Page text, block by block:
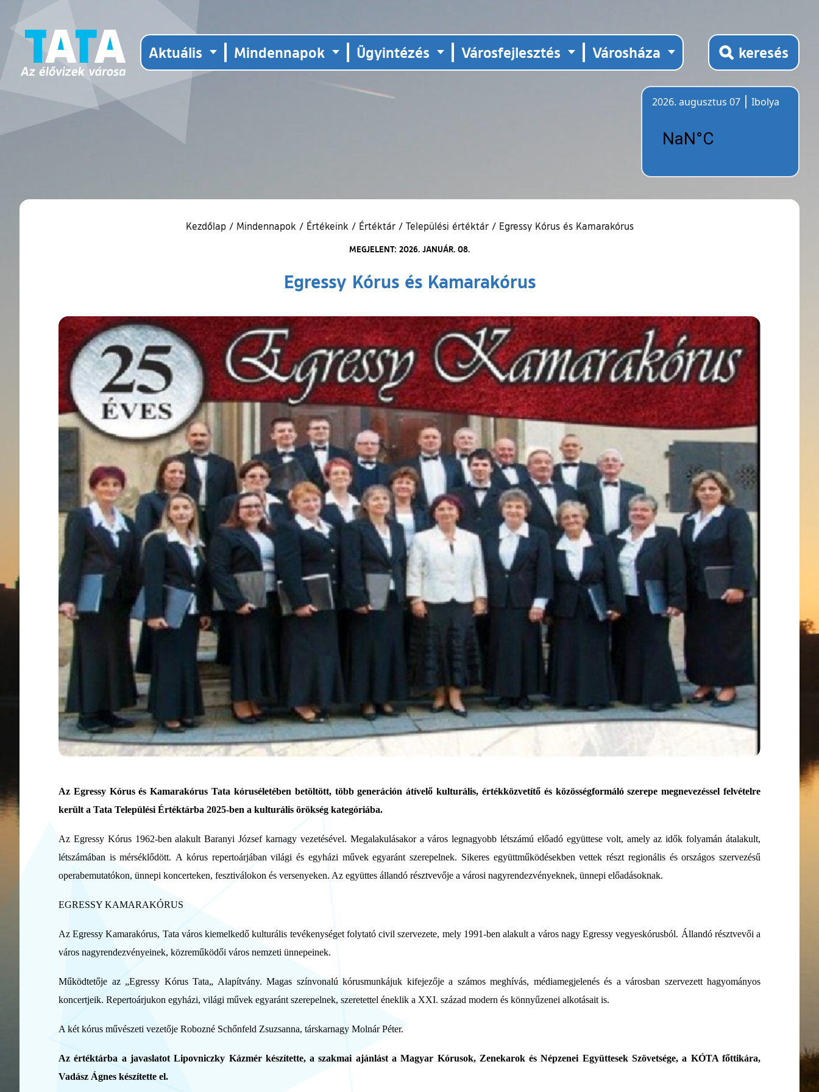
Aktuális Mindennapok Ügyintézés Városfejlesztés Városháza keresés
2026. augusztus 07
Ibolya
Kezdőlap / Mindennapok / Értékeink / Értéktár / Települési értéktár / Egressy Kórus és Kamarakórus
MEGJELENT: 2026. JANUÁR. 08.
Egressy Kórus és Kamarakórus
Az Egressy Kórus és Kamarakórus Tata kóruséletében betöltött, több generáción átívelő kulturális, értékközvetítő és közösségformáló szerepe megnevezéssel felvételre
került a Tata Települési Értéktárba 2025-ben a kulturális örökség kategóriába.
Az Egressy Kórus 1962-ben alakult Baranyi József karnagy vezetésével. Megalakulásakor a város legnagyobb létszámú előadó együttese volt, amely az idők folyamán átalakult,
létszámában is mérséklődött. A kórus repertoárjában világi és egyházi művek egyaránt szerepelnek. Sikeres együttműködésekben vettek részt regionális és országos szervezésű
operabemutatókon, ünnepi koncerteken, fesztiválokon és versenyeken. Az együttes állandó résztvevője a városi nagyrendezvényeknek, ünnepi előadásoknak.
EGRESSY KAMARAKÓRUS
Az Egressy Kamarakórus, Tata város kiemelkedő kulturális tevékenységet folytató civil szervezete, mely 1991-ben alakult a város nagy Egressy vegyeskórusból. Állandó résztvevői a
város nagyrendezvényeinek, közreműködői város nemzeti ünnepeinek.
Működtetője az „Egressy Kórus Tata„ Alapítvány. Magas színvonalú kórusmunkájuk kifejezője a számos meghívás, médiamegjelenés és a városban szervezett hagyományos
koncertjeik. Repertoárjukon egyházi, világi művek egyaránt szerepelnek, szeretettel éneklik a XXI. század modern és könnyűzenei alkotásait is.
A két kórus művészeti vezetője Robozné Schőnfeld Zsuzsanna, társkarnagy Molnár Péter.
Az értéktárba a javaslatot Lipovniczky Kázmér készítette, a szakmai ajánlást a Magyar Kórusok, Zenekarok és Népzenei Együttesek Szövetsége, a KÓTA főttikára,
Vadász Ágnes készítette el.